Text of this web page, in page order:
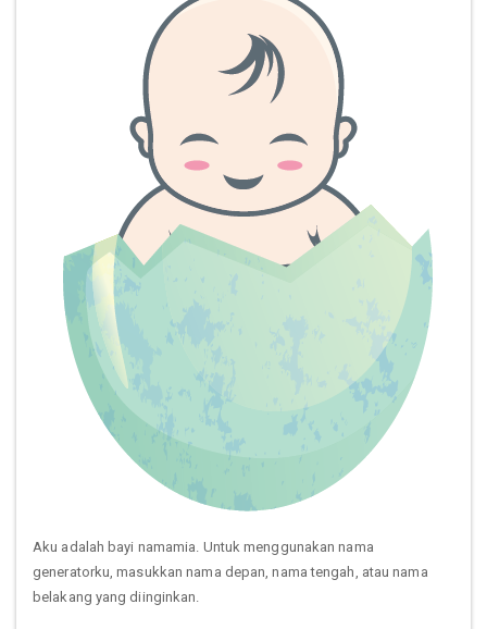
Aku adalah bayi namamia. Untuk menggunakan nama
generatorku, masukkan nama depan, nama tengah, atau nama
belakang yang diinginkan.